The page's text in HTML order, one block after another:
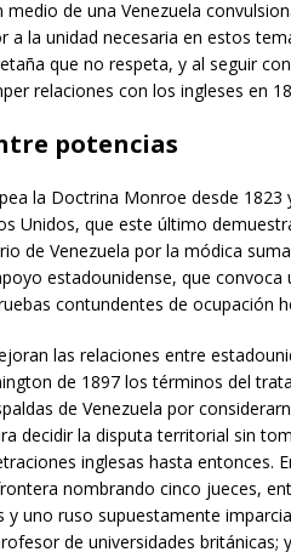
de una Venezuela
a la unidad necesaria en estos
que no respeta, y al seguir
relaciones con los ingleses en
potencias
la Doctrina Monroe desde
Unidos, que este último
de Venezuela por la módica
estadounidense, que
contundentes de ocupación
las relaciones entre
de 1897 los términos del
de Venezuela por
decidir la disputa territorial sin
inglesas hasta entonces.
nombrando cinco jueces,
y uno ruso supuestamente
de universidades